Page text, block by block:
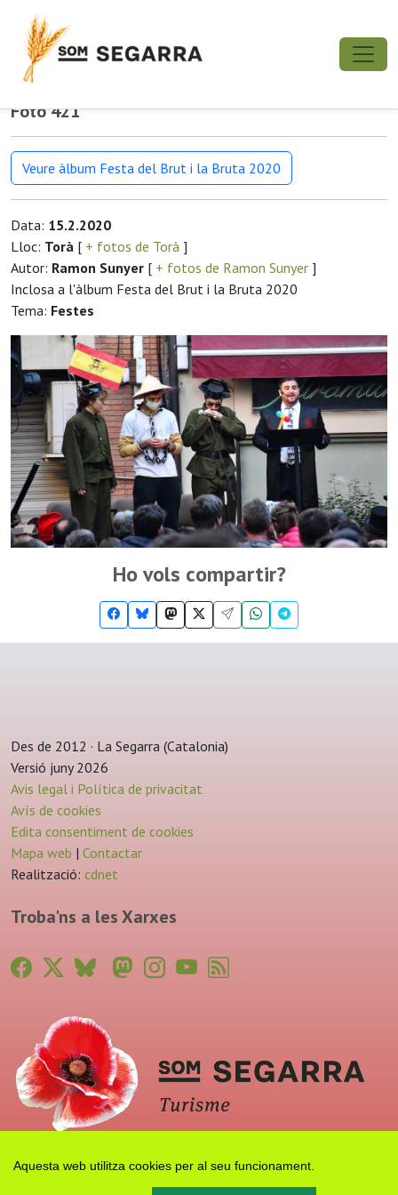
Aquesta web utilitza cookies per al seu funcionament.
Foto 421
Veure àlbum Festa del Brut i la Bruta 2020
Data: 15.2.2020
Lloc: Torà [ + fotos de Torà ]
Autor: Ramon Sunyer [ + fotos de Ramon Sunyer ]
Inclosa a l'àlbum Festa del Brut i la Bruta 2020
Tema: Festes
Ho vols compartir?
Des de 2012 · La Segarra (Catalonia)
Versió juny 2026
Avis legal i Política de privacitat
Avís de cookies
Edita consentiment de cookies
Mapa web | Contactar
Realització: cdnet
Troba'ns a les Xarxes